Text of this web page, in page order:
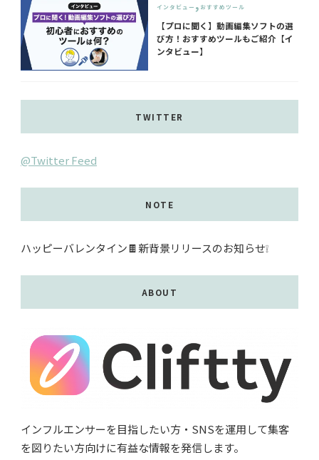
インタビュー おすすめツール
【プロに聞く】動画編集ソフトの選
び方！おすすめツールもご紹介【イ
ンタビュー】
TWITTER
@Twitter Feed
NOTE
ハッピーバレンタイン🍫新背景リリースのお知らせ❕
ABOUT
インフルエンサーを目指したい方・SNSを運用して集客
を図りたい方向けに有益な情報を発信します。